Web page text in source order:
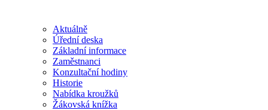
Aktuálně
Úřední deska
Základní informace
Zaměstnanci
Konzultační hodiny
Historie
Nabídka kroužků
Žákovská knížka